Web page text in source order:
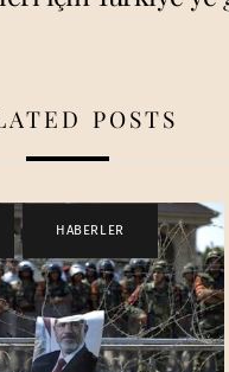
POSTS
, HABERLER